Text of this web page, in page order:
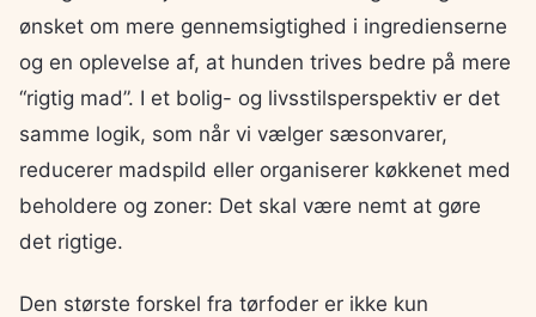
ønsket om mere gennemsigtighed i ingredienserne
og en oplevelse af, at hunden trives bedre på mere
“rigtig mad”. I et bolig- og livsstilsperspektiv er det
samme logik, som når vi vælger sæsonvarer,
reducerer madspild eller organiserer køkkenet med
beholdere og zoner: Det skal være nemt at gøre
det rigtige.
Den største forskel fra tørfoder er ikke kun